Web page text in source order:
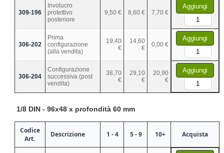
309-196
Involucro
protettivo
posteriore
9,50 € 8,60 € 7,70 €
Aggiungi
306-202
Prima
configurazione
(alla vendita)
19,40
€
14,60
€
0,00 €
Aggiungi
306-204
Configurazione
successiva (post
vendita)
38,70
€
29,10
€
20,90
€
Aggiungi
1/8 DIN - 96x48 x profondità 60 mm
Codice
Art.
Descrizione 1 - 4 5 - 9 10+ Acquista